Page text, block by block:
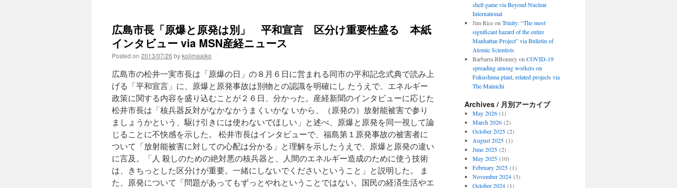
彦
ス
ク
ー
大
賞』
よ
り
抜
粋
記
事）
川
広島市長「原爆と原発は別」 平和宣言 区分け重要性盛る 本紙
インタビュー via MSN産経ニュース
Posted on 2013/07/26 bykojimaaiko
広島市の松井一実市長は「原爆の日」の８月６日に営まれる同市の平和記念式典で読み上
げる「平和宣言」に、原爆と原発事故は別物との認識を明確にし たうえで、エネルギー
政策に関する内容を盛り込むことが２６日、分かった。産経新聞のインタビューに応じた
松井市長は「核兵器反対がなかなかうまくいかな いから、（原発の）放射能被害で参り
ましょうかという、駆け引きには使わないでほしい」と述べ、原爆と原発を同一視して論
じることに不快感を示した。 松井市長はインタビューで、福島第１原発事故の被害者に
ついて「放射能被害に対しての心配は分かる」と理解を示したうえで、原爆と原発の違い
に言及。「人 殺しのための絶対悪の核兵器と、人間のエネルギー造成のために使う技術
は、きちっとした区分けが重要。一緒にしないでくださいということ」と説明した。 ま
た、原発について「問題があってもずっとやれということではない。国民の経済生活やエ
shell game via Beyond Nuclear
International
Jim Riceon Trinity: “The most
significant hazard of the entire
Manhattan Project” via Bulletin of
Atomic Scientists
Barbarra BBonneyon COVID-19
spreading among workers on
Fukushima plant, related projects via
The Mainichi
Archives / 月別アーカイブ
May 2026(1)
March 2026(2)
October 2025(2)
August 2025(1)
June 2025(2)
May 2025(10)
February 2025(1)
November 2024(3)
October 2024(1)